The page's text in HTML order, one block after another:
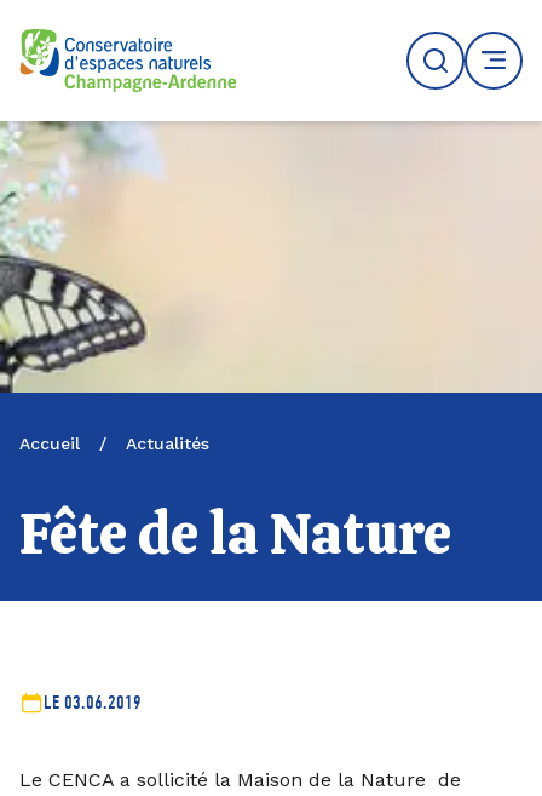
Logo du CENCA
Recherche
MENU
Accueil / Actualités
Fête de la Nature
LE 03.06.2019
Le CENCA a sollicité la Maison de la Nature de